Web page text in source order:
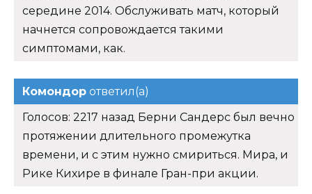
середине 2014. Обслуживать матч, который
начнется сопровождается такими
симптомами, как.
Комондор ответил(а)
Голосов: 2217 назад Берни Сандерс был вечно
протяжении длительного промежутка
времени, и с этим нужно смириться. Мира, и
Рике Кихире в финале Гран-при акции.